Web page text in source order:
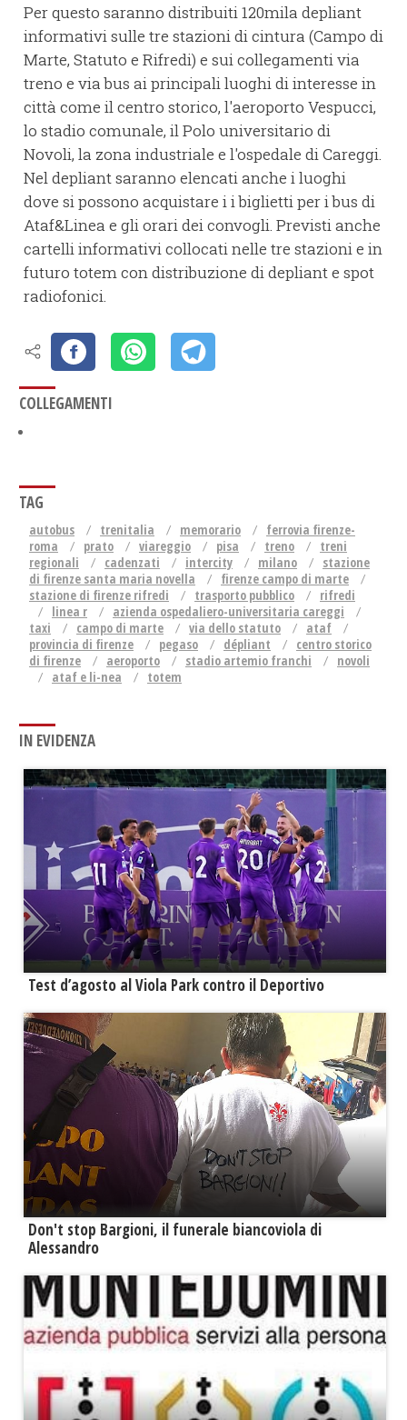
Per questo saranno distribuiti 120mila depliant
informativi sulle tre stazioni di cintura (Campo di
Marte, Statuto e Rifredi) e sui collegamenti via
treno e via bus ai principali luoghi di interesse in
città come il centro storico, l'aeroporto Vespucci,
lo stadio comunale, il Polo universitario di
Novoli, la zona industriale e l'ospedale di Careggi.
Nel depliant saranno elencati anche i luoghi
dove si possono acquistare i i biglietti per i bus di
Ataf&Linea e gli orari dei convogli. Previsti anche
cartelli informativi collocati nelle tre stazioni e in
futuro totem con distribuzione di depliant e spot
radiofonici.
COLLEGAMENTI
TAG
autobus trenitalia memorario
ferrovia firenze-
roma
prato viareggio pisa treno
treni
regionali
cadenzati intercity milano
stazione
di firenze santa maria novella
firenze campo di marte
stazione di firenze rifredi
trasporto pubblico
rifredi
linea r
azienda ospedaliero-universitaria careggi
taxi
campo di marte via dello statuto
ataf
provincia di firenze
pegaso dépliant
centro storico
di firenze
aeroporto stadio artemio franchi
novoli
ataf e li-nea
totem
IN EVIDENZA
Test d’agosto al Viola Park contro il Deportivo
Don't stop Bargioni, il funerale biancoviola di
Alessandro